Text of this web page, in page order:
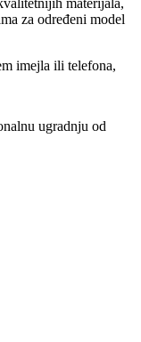
za određeni model
imejla ili telefona,
ugradnju od